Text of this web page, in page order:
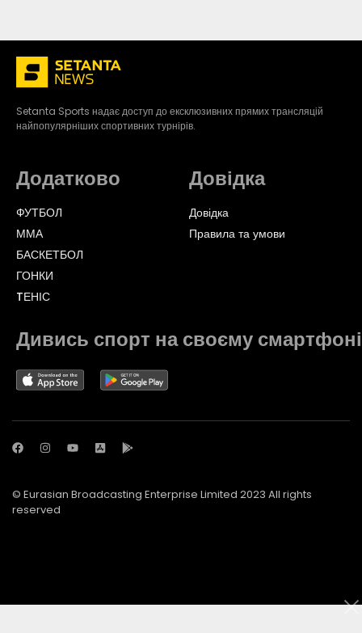
Setanta Sports надає доступ до ексклюзивних прямих трансляцій
найпопулярніших спортивних турнірів.
Додатково
ФУТБОЛ
ММА
БАСКЕТБОЛ
ГОНКИ
TЕНІС
Довідка
Довідка
Правила та умови
Дивись спорт на своєму смартфоні
© Eurasian Broadcasting Enterprise Limited 2023 All rights
reserved